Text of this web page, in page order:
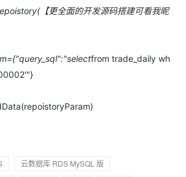
【更全面的开发源码搭建可看我昵
from trade_daily wh
云数据库 RDS MySQL 版